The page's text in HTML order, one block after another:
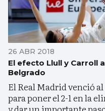
26 ABR 2018
El efecto Llull y Carroll
Belgrado
El Real Madrid venció
para poner el 2-1 en la